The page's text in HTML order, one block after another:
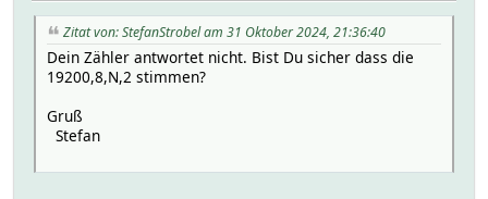
Zitat von: StefanStrobel am 31 Oktober 2024, 21:36:40
Dein Zähler antwortet nicht. Bist Du sicher dass die
19200,8,N,2 stimmen?
Gruß
Stefan